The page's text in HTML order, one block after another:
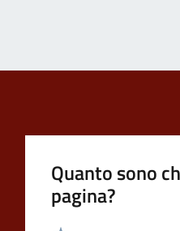
Quanto sono
pagina?